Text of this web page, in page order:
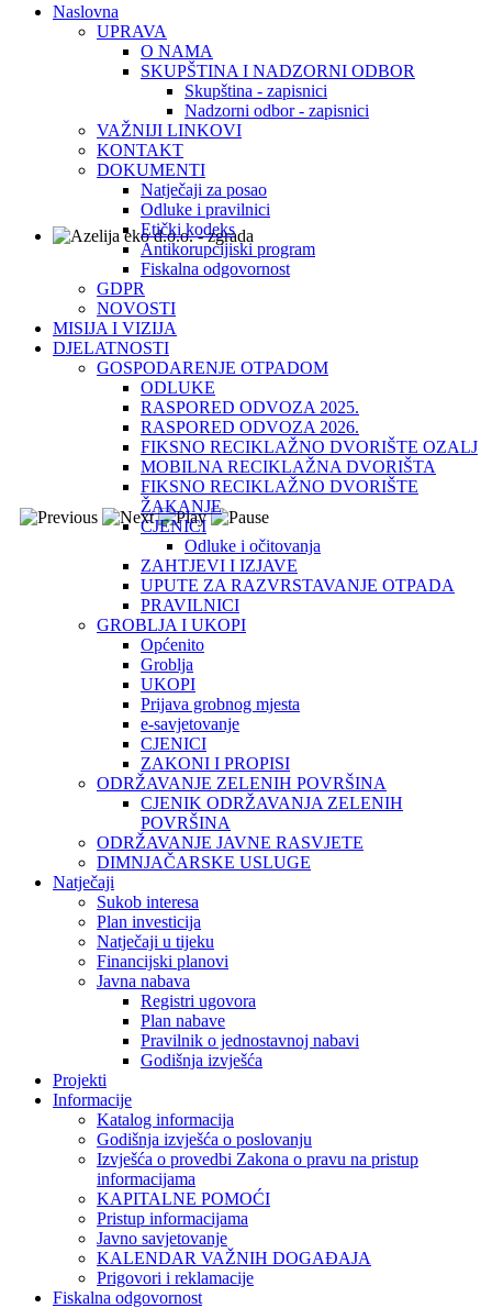
Naslovna
UPRAVA
O NAMA
SKUPŠTINA I NADZORNI ODBOR
Skupština - zapisnici
Nadzorni odbor - zapisnici
VAŽNIJI LINKOVI
KONTAKT
DOKUMENTI
Natječaji za posao
Odluke i pravilnici
Etički kodeks
Antikorupcijiski program
Fiskalna odgovornost
GDPR
NOVOSTI
MISIJA I VIZIJA
DJELATNOSTI
GOSPODARENJE OTPADOM
ODLUKE
RASPORED ODVOZA 2025.
RASPORED ODVOZA 2026.
FIKSNO RECIKLAŽNO DVORIŠTE OZALJ
MOBILNA RECIKLAŽNA DVORIŠTA
FIKSNO RECIKLAŽNO DVORIŠTE
ŽAKANJE
CJENICI
Odluke i očitovanja
ZAHTJEVI I IZJAVE
UPUTE ZA RAZVRSTAVANJE OTPADA
PRAVILNICI
GROBLJA I UKOPI
Općenito
Groblja
UKOPI
Prijava grobnog mjesta
e-savjetovanje
CJENICI
ZAKONI I PROPISI
ODRŽAVANJE ZELENIH POVRŠINA
CJENIK ODRŽAVANJA ZELENIH
POVRŠINA
ODRŽAVANJE JAVNE RASVJETE
DIMNJAČARSKE USLUGE
Natječaji
Sukob interesa
Plan investicija
Natječaji u tijeku
Financijski planovi
Javna nabava
Registri ugovora
Plan nabave
Pravilnik o jednostavnoj nabavi
Godišnja izvješća
Projekti
Informacije
Katalog informacija
Godišnja izvješća o poslovanju
Izvješća o provedbi Zakona o pravu na pristup
informacijama
KAPITALNE POMOĆI
Pristup informacijama
Javno savjetovanje
KALENDAR VAŽNIH DOGAĐAJA
Prigovori i reklamacije
Fiskalna odgovornost